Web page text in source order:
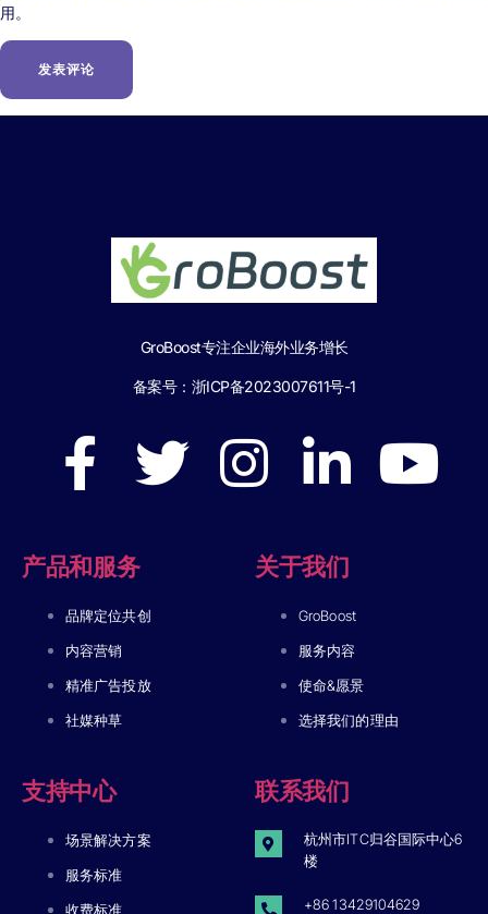
用。
GroBoost专注企业海外业务增长
备案号： 浙ICP备2023007611号-1
产品和服务
品牌定位共创
内容营销
精准广告投放
社媒种草
关于我们
GroBoost
服务内容
使命&愿景
选择我们的理由
支持中心
场景解决方案
服务标准
收费标准
联系我们
杭州市ITC归谷国际中心6
楼
+86 13429104629